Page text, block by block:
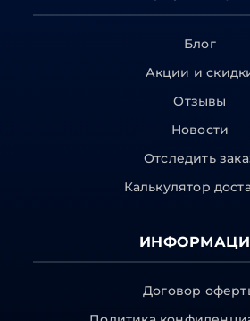
Блог
Акции и
Отзывы
Новости
Отследить
Калькулятор
Договор